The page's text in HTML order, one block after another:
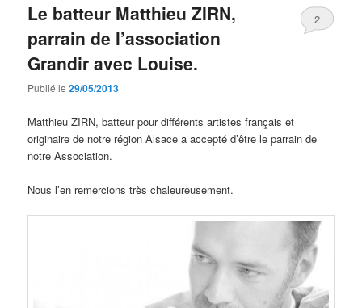
Le batteur Matthieu ZIRN,
parrain de l’association
Grandir avec Louise.
Publié le29/05/2013
2
Matthieu ZIRN, batteur pour différents artistes français et
originaire de notre région Alsace a accepté d’être le parrain de
notre Association.
Nous l’en remercions très chaleureusement.